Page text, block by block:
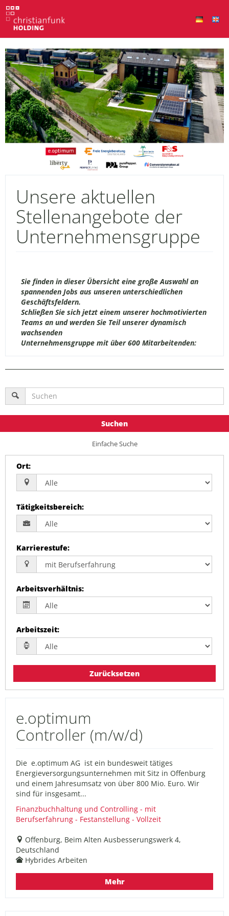
Unsere aktuellen
Stellenangebote der
Unternehmensgruppe
Sie finden in dieser Übersicht eine große Auswahl an
spannenden Jobs aus unseren unterschiedlichen
Geschäftsfeldern.
Schließen Sie sich jetzt einem unserer hochmotivierten
Teams an und werden Sie Teil unserer dynamisch
wachsenden
Unternehmensgruppe mit über 600 Mitarbeitenden:
Suchen
Einfache Suche
Ort:
Tätigkeitsbereich:
Karrierestufe:
Arbeitsverhältnis:
Arbeitszeit:
Zurücksetzen
e.optimum
Controller (m/w/d)
Die e.optimum AG ist ein bundesweit tätiges
Energieversorgungsunternehmen mit Sitz in Offenburg
und einem Jahresumsatz von über 800 Mio. Euro. Wir
sind für insgesamt...
Finanzbuchhaltung und Controlling - mit
Berufserfahrung - Festanstellung - Vollzeit
Offenburg, Beim Alten Ausbesserungswerk 4,
Deutschland
Hybrides Arbeiten
Mehr